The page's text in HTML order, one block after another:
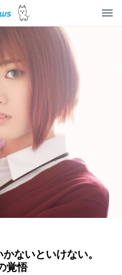
ないといけない。
覚悟